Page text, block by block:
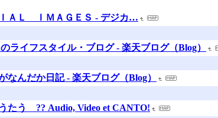
ＡＬ ＩＭＡＧＥＳ - デジカ…
ライフスタイル・ブログ - 楽天ブログ（Blog）
なんだか日記 - 楽天ブログ（Blog）
たう ?? Audio, Video et CANTO!